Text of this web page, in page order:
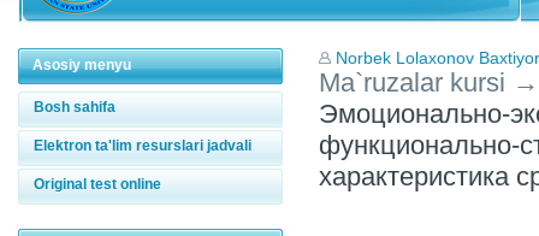
Asosiy menyu
Bosh sahifa
Elektron ta'lim resurslari jadvali
Original test online
Norbek Lolaxonov
Ma`ruzalar kursi →
Эмоционально-
функционально-
характеристика